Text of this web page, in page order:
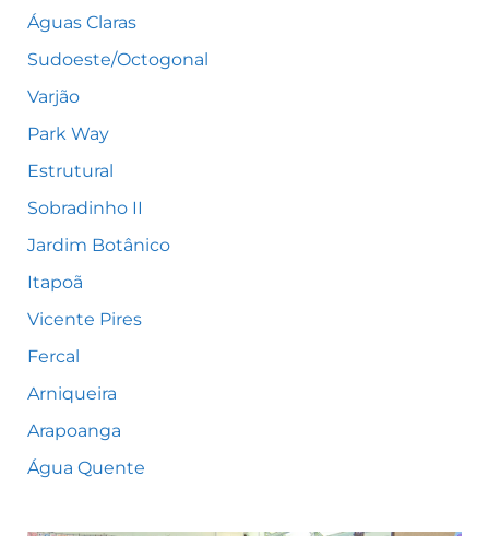
Águas Claras
Sudoeste/Octogonal
Varjão
Park Way
Estrutural
Sobradinho II
Jardim Botânico
Itapoã
Vicente Pires
Fercal
Arniqueira
Arapoanga
Água Quente